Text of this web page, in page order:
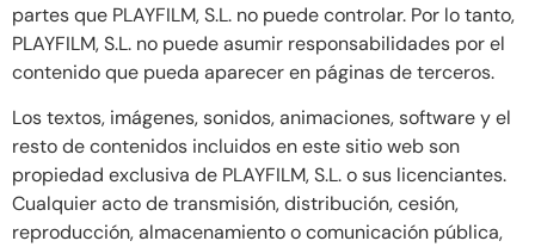
partes que PLAYFILM, S.L. no puede controlar. Por lo tanto,
PLAYFILM, S.L. no puede asumir responsabilidades por el
contenido que pueda aparecer en páginas de terceros.
Los textos, imágenes, sonidos, animaciones, software y el
resto de contenidos incluidos en este sitio web son
propiedad exclusiva de PLAYFILM, S.L. o sus licenciantes.
Cualquier acto de transmisión, distribución, cesión,
reproducción, almacenamiento o comunicación pública,